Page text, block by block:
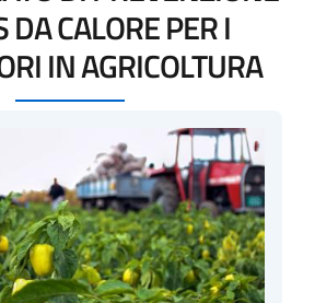
DA CALORE PER I
IN AGRICOLTURA